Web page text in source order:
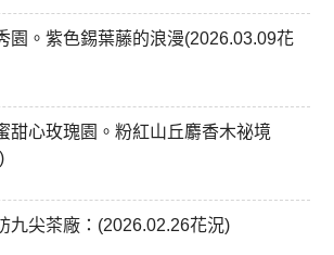
園。紫色錫葉藤的浪漫(2026.03.09花
甜心玫瑰園。粉紅山丘麝香木祕境
九尖茶廠：(2026.02.26花況)